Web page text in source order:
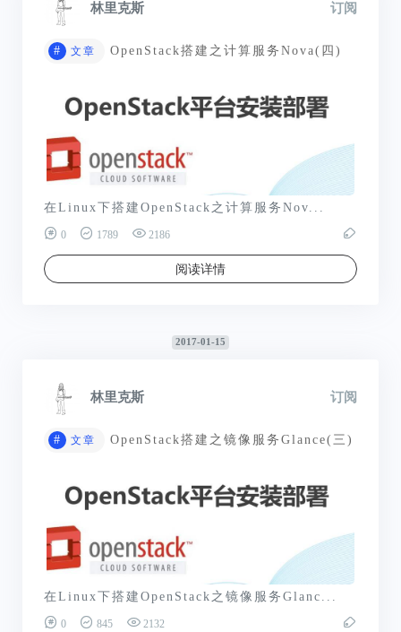
林里克斯 订阅
# 文章 OpenStack搭建之计算服务Nova(四)
在Linux下搭建OpenStack之计算服务Nov...
0 1789 2186
阅读详情
2017-01-15
林里克斯 订阅
# 文章 OpenStack搭建之镜像服务Glance(三)
在Linux下搭建OpenStack之镜像服务Glanc...
0 845 2132